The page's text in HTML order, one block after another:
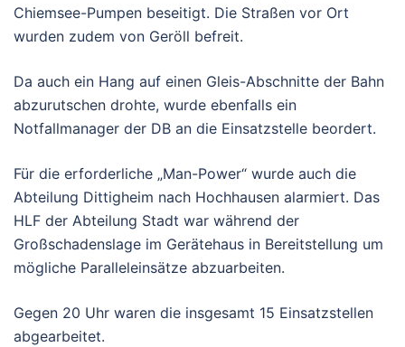
Chiemsee-Pumpen beseitigt. Die Straßen vor Ort
wurden zudem von Geröll befreit.
Da auch ein Hang auf einen Gleis-Abschnitte der Bahn
abzurutschen drohte, wurde ebenfalls ein
Notfallmanager der DB an die Einsatzstelle beordert.
Für die erforderliche „Man-Power“ wurde auch die
Abteilung Dittigheim nach Hochhausen alarmiert. Das
HLF der Abteilung Stadt war während der
Großschadenslage im Gerätehaus in Bereitstellung um
mögliche Paralleleinsätze abzuarbeiten.
Gegen 20 Uhr waren die insgesamt 15 Einsatzstellen
abgearbeitet.